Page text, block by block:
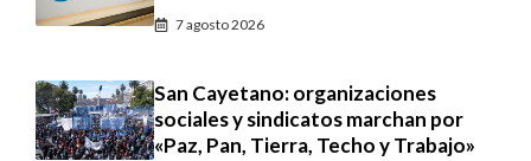
7 agosto 2026
San Cayetano: organizaciones
sociales y sindicatos marchan por
«Paz, Pan, Tierra, Techo y Trabajo»